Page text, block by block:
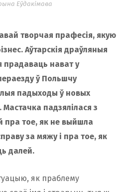
Еўдакімава
творчая прафесія, якую
Аўтарскія драўляныя
прадаваць нават у
ў Польшчу
падыходы ў новых
падзялілася з
пра тое, як не выйшла
за мяжу і пра тое, як
далей.
як праблему